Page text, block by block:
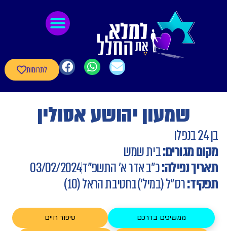
לתרומות
יהושע אסולין
בית שמש
אדר א' התשפ"ד03/02/2024
בחטיבת הראל (10)
סיפור חיים